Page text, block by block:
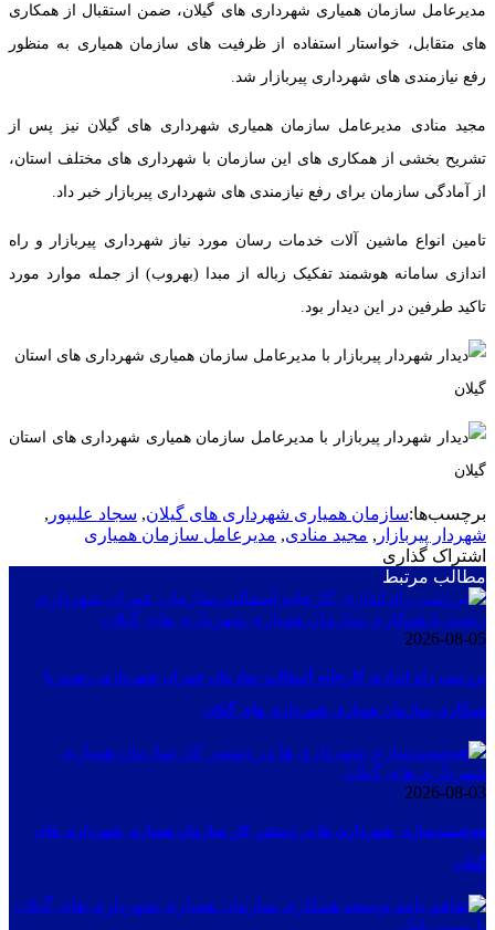
مدیرعامل سازمان همیاری شهرداری های گیلان، ضمن استقبال از همکاری
های متقابل، خواستار استفاده از ظرفیت های سازمان همیاری به منظور
رفع نیازمندی های شهرداری پیربازار شد.
مجید منادی مدیرعامل سازمان همیاری شهرداری های گیلان نیز پس از
تشریح بخشی از همکاری های این سازمان با شهرداری های مختلف استان،
از آمادگی سازمان برای رفع نیازمندی های شهرداری پیربازار خبر داد.
تامین انواع ماشین آلات خدمات رسان مورد نیاز شهرداری پیربازار و راه
اندازی سامانه هوشمند تفکیک زباله از مبدا (بهروب) از جمله موارد مورد
تاکید طرفین در این دیدار بود.
برچسب‌ها:سازمان همیاری شهرداری های گیلان, سجاد علیپور ,
شهردار پیربازار , مجید منادی, مدیرعامل سازمان همیاری
اشتراک گذاری
مطالب مرتبط
2026-08-05
بررسی راه اندازی کارخانه آسفالت سازمان عمران شهرداری رشت با
همکاری سازمان همیاری شهرداری های گیلان
2026-08-03
هوشمندسازی شهرداری ها در دستور کار سازمان همیاری شهرداری های
گیلان